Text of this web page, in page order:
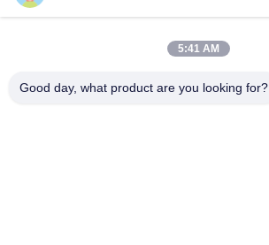
5:41 AM
Good day, what product are you looking for?